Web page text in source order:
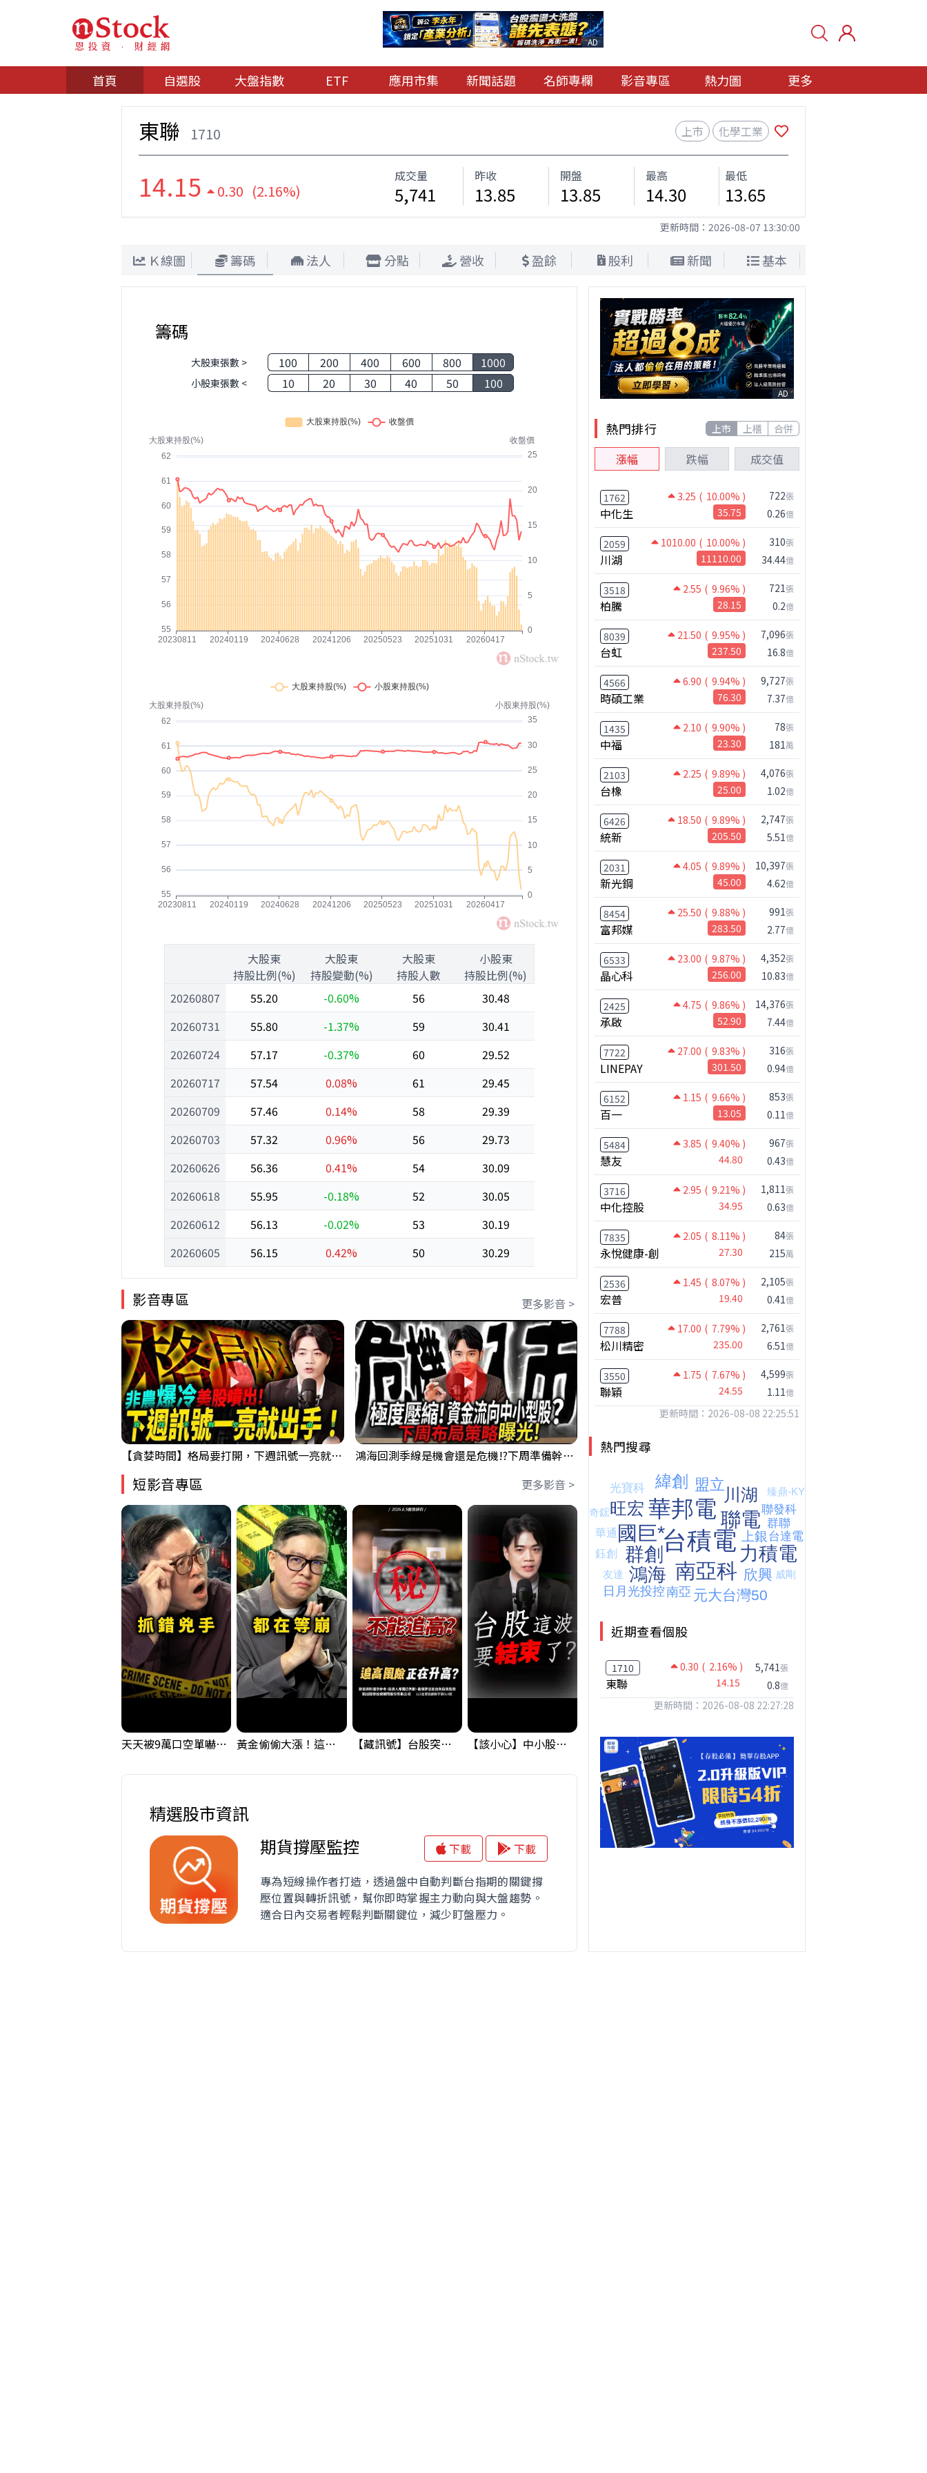
AD
首頁 自選股 大盤指數 ETF 應用市集 新聞話題 名師專欄 影音專區 熱力圖 更多
東聯 1710 上市 化學工業
14.15 0.30 (2.16%)
成交量
5,741
昨收
13.85
開盤
13.85
最高
14.30
最低
13.65
更新時間： 2026-08-07 13:30:00
Ｋ線圖 籌碼 法人 分點 營收 盈餘 股利 新聞 基本
籌碼
大股東張數 > 100 200 400 600 800 1000
小股東張數 < 10 20 30 40 50 100
20260807
20260731
20260724
20260717
20260709
20260703
20260626
20260618
20260612
20260605
大股東
持股比例(%)
大股東
持股變動(%)
大股東
持股人數
小股東
持股比例(%)
55.20
-0.60% 56
30.48
55.80
-1.37% 59
30.41
57.17
-0.37% 60
29.52
57.54
0.08% 61
29.45
57.46
0.14% 58
29.39
57.32
0.96% 56
29.73
56.36
0.41% 54
30.09
55.95
-0.18% 52
30.05
56.13
-0.02% 53
30.19
56.15
0.42% 50 30.29
影音專區 更多影音 >
【貪婪時間】格局要打開，下週訊號一亮就出手！我不說的話還真一堆人不知道！｜錢進大趨勢 Mr.智霖 陳 2026/08/08 鴻海回測季線是機會還是危機!?下周準備幹大事?｜0807 #3661 #2317 #2317鴻海
短影音專區 更多影音 >
天天被9萬口空單嚇，其實你盯錯地方了｜Mr.Jimmy高志銘 #台股 #外資期貨 #融資 黃金偷偷大漲！這才是決定台股生死的「真風向球」！｜Mr.Jimmy高志銘 #黃金 #美元指數 #聯準會 【藏訊號】台股突破季線，週一我提醒了這個關鍵訊號 【該小心】中小股派對結束 ? 關鍵訊號都指向... 台股狂飆1200點，但還有兩關沒過｜Mr.Jimmy高志銘 #台股 #期貨 #加權指數
精選股市資訊
期貨撐壓監控
下載
下載
專為短線操作者打造，透過盤中自動判斷台指期的關鍵撐
壓位置與轉折訊號，幫你即時掌握主力動向與大盤趨勢。
適合日內交易者輕鬆判斷關鍵位，減少盯盤壓力。
AD
熱門排行 上市 上櫃 合併
漲幅 跌幅 成交值
1762 3.25 ( 10.00% )
中化生 35.75
722張
0.26億
2059 1010.00 ( 10.00% )
川湖 11110.00
310張
34.44億
3518 2.55 ( 9.96% )
柏騰 28.15
721張
0.2億
8039 21.50 ( 9.95% )
台虹 237.50
7,096張
16.8億
4566 6.90 ( 9.94% )
時碩工業 76.30
9,727張
7.37億
1435 2.10 ( 9.90% )
中福 23.30
78張
181萬
2103 2.25 ( 9.89% )
台橡 25.00
4,076張
1.02億
6426 18.50 ( 9.89% )
統新 205.50
2,747張
5.51億
2031 4.05 ( 9.89% )
新光鋼 45.00
10,397張
4.62億
8454 25.50 ( 9.88% )
富邦媒 283.50
991張
2.77億
6533 23.00 ( 9.87% )
晶心科 256.00
4,352張
10.83億
2425 4.75 ( 9.86% )
承啟 52.90
14,376張
7.44億
7722 27.00 ( 9.83% )
LINEPAY 301.50
316張
0.94億
6152 1.15 ( 9.66% )
百一 13.05
853張
0.11億
5484 3.85 ( 9.40% )
慧友 44.80
967張
0.43億
3716 2.95 ( 9.21% )
中化控股 34.95
1,811張
0.63億
7835 2.05 ( 8.11% )
永悅健康-創 27.30
84張
215萬
2536 1.45 ( 8.07% )
宏普 19.40
2,105張
0.41億
7788 17.00 ( 7.79% )
松川精密 235.00
2,761張
6.51億
3550 1.75 ( 7.67% )
聯穎 24.55
4,599張
1.11億
更新時間：2026-08-08 22:25:51
熱門搜尋
近期查看個股
1710 0.30 ( 2.16% )
東聯 14.15
5,741張
0.8億
更新時間：2026-08-08 22:27:28